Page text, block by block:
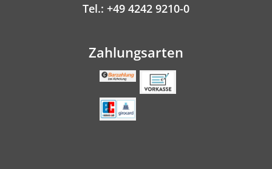
Tel.: +49 4242 9210-0
Zahlungsarten